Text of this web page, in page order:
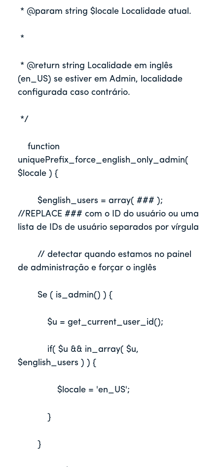
*
(en_US) se estiver em Admin, localidade
configurada caso contrário.
*/
uniquePrefix_force_english_only_admin(
$locale ) {
//REPLACE ### com o ID do usuário ou uma
lista de IDs de usuário separados por vírgula
de administração e forçar o inglês
        Se ( is_admin() ) {
$u = get_current_user_id();
$english_users ) ) {
	        $locale = 'en_US';
	    }
        }